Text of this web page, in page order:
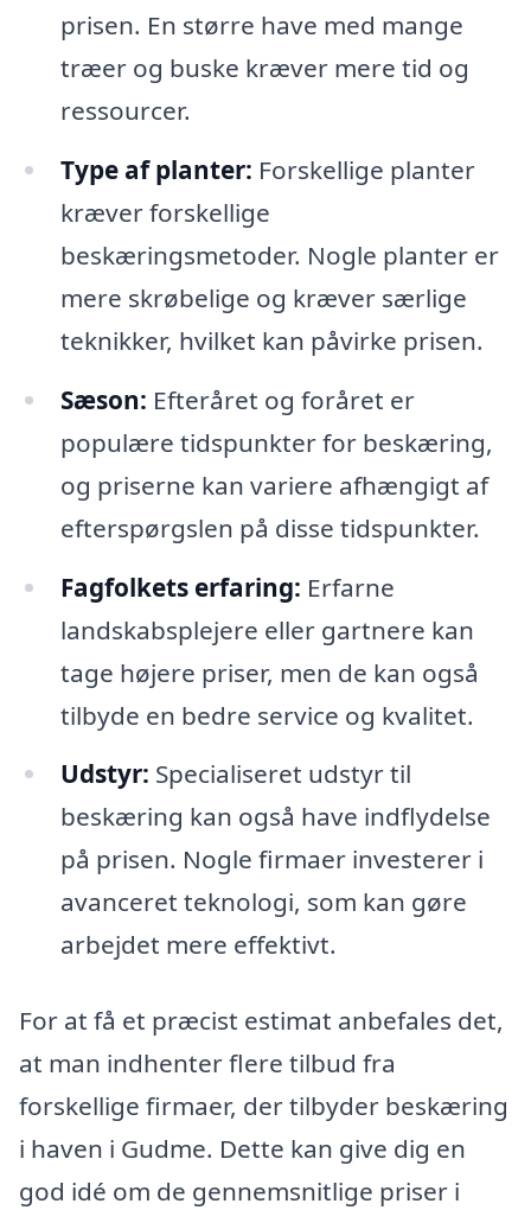
prisen. En større have med mange
træer og buske kræver mere tid og
ressourcer.
Type af planter: Forskellige planter
kræver forskellige
beskæringsmetoder. Nogle planter er
mere skrøbelige og kræver særlige
teknikker, hvilket kan påvirke prisen.
Sæson: Efteråret og foråret er
populære tidspunkter for beskæring,
og priserne kan variere afhængigt af
efterspørgslen på disse tidspunkter.
Fagfolkets erfaring: Erfarne
landskabsplejere eller gartnere kan
tage højere priser, men de kan også
tilbyde en bedre service og kvalitet.
Udstyr: Specialiseret udstyr til
beskæring kan også have indflydelse
på prisen. Nogle firmaer investerer i
avanceret teknologi, som kan gøre
arbejdet mere effektivt.
For at få et præcist estimat anbefales det,
at man indhenter flere tilbud fra
forskellige firmaer, der tilbyder beskæring
i haven i Gudme. Dette kan give dig en
god idé om de gennemsnitlige priser i